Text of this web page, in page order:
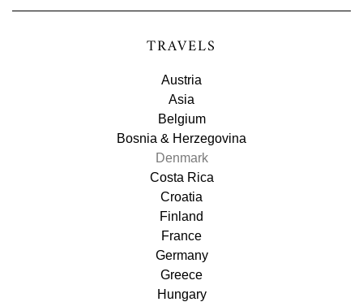
TRAVELS
Austria
Asia
Belgium
Bosnia & Herzegovina
Denmark
Costa Rica
Croatia
Finland
France
Germany
Greece
Hungary